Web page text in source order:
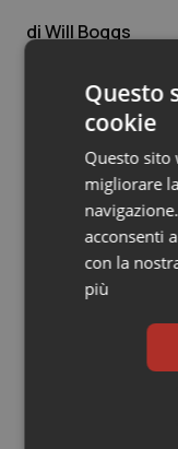
Salute orale
Sangue &
Tiroide
Tumore al
Tumore
Tumori
Will Boggs
© Riproduzione
Questo
cookie
Questo sito
migliorare
acconsenti
con la
più